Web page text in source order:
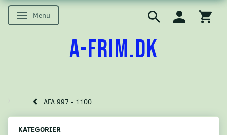
Skifte navigation
Menu
A-FRIM.DK
AFA 997 - 1100
KATEGORIER